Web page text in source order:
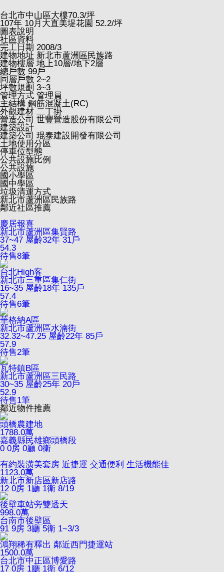
台北市中山區大樓70.3/坪
107年 10月大直美堤花園 52.2/坪
圖表說明
社區資料
完工日期 2008/3
建物地址 新北市蘆洲區民族路
建物樓層 地上10層/地下2層
總戶數 99戶
同層戶數 2~2
坪數規劃 3~3
管理方式 管理員
主結構 鋼筋混凝土(RC)
外觀建材 二丁掛
營造公司 世豐營造股份有限公司
建築設計
建築公司 琨泰建設開發有限公司
土地使用分區
停車位型態
公共設施比例
公共設施
國小學區
國中學區
垃圾清運方式
新北市蘆洲區民族路
鄰近社區推薦
慶居報喜
新北市蘆洲區集賢路
37~47 屋齡32年 31戶
54.3
待售8筆
台北High客
新北市三重區集仁街
16~35 屋齡18年 135戶
57.4
待售6筆
華格納A區
新北市蘆洲區水湳街
32.32~47.25 屋齡22年 85戶
57.9
待售2筆
瓦特鎮B區
新北市蘆洲區三民路
30~35 屋齡25年 20戶
52.9
待售1筆
鄰近物件推薦
頭橋農建地
1788.0萬
嘉義縣民雄鄉頭橋段
0 0房 0廳 0衛
有約裝潢美套房 近捷運 交通便利 生活機能佳
1123.0萬
新北市新店區新店路
12 0房 1廳 1衛 8/19
後壁車站旁雙透天
998.0萬
台南市後壁區
91 9房 3廳 5衛 1~3/3
鴻翔稀有釋出 鄰近西門捷運站
1500.0萬
台北市中正區博愛路
17 0房 1廳 1衛 6/12